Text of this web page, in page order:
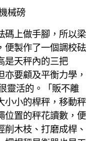
械磅
碼上做手腳，所以梁
便製作了一個調校砝
是天秤內的三把
亦要顧及平衡力學，
靈活的。「販不離
小小的桿秤，移動秤
位置的秤花讀數，便
木枝、打磨成桿、